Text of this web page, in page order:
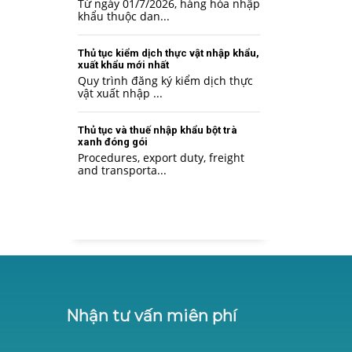
Từ ngày 01/7/2026, hàng hóa nhập
khẩu thuộc dan...
Thủ tục kiểm dịch thực vật nhập khẩu,
xuất khẩu mới nhất
Quy trình đăng ký kiểm dịch thực
vật xuất nhập ...
Thủ tục và thuế nhập khẩu bột trà
xanh đóng gói
Procedures, export duty, freight
and transporta...
Nhận tư vấn miên phí